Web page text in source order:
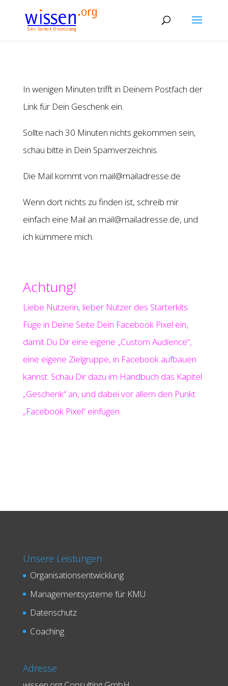
In wenigen Minuten trifft in Deinem Postfach der
Link für Dein Geschenk ein.
Sollte nach 30 Minuten nichts gekommen sein,
schau bitte in Dein Spamverzeichnis.
Die Mail kommt von mail@mailadresse.de
Wenn dort nichts zu finden ist, schreib mir
einfach eine Mail an mail@mailadresse.de, und
ich kümmere mich.
Achtung!
Liebe Nutzerin, lieber Nutzer des Starterkits:
Füge in Deine Seite Dein Facebook Pixel ein,
damit Du Dir eine eigene „Custom Audience“,
eine eigene Zielgruppe, in Facebook aufbauen
kannst. Schau Dir dazu im Handbuch das Kapitel
„Geschenk“ an, und dabei vor allem den Punkt
„Facebook Pixel“ einfügen.
Unsere Leistungen
Organisationsentwicklung
Managementsysteme für KMU
Datenschutz
Coaching
Adresse